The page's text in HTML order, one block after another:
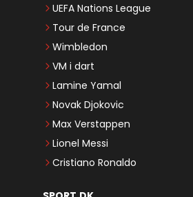
UEFA Nations League
Tour de France
Wimbledon
VM i dart
Lamine Yamal
Novak Djokovic
Max Verstappen
Lionel Messi
Cristiano Ronaldo